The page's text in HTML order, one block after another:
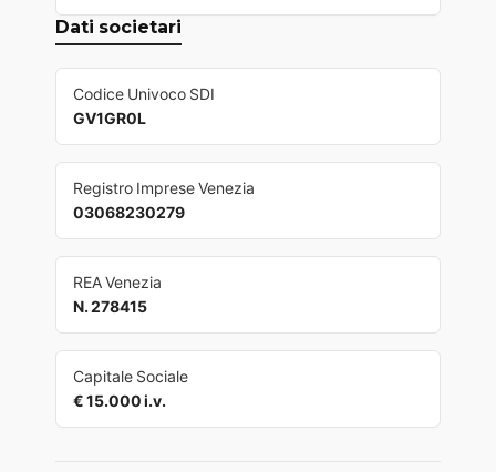
Dati societari
Codice Univoco SDI
GV1GR0L
Registro Imprese Venezia
03068230279
REA Venezia
N. 278415
Capitale Sociale
€ 15.000 i.v.